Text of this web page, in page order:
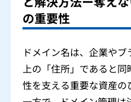
の重要性
ドメイン名は、企業や
上の「住所」であると
性を支える重要な資産の